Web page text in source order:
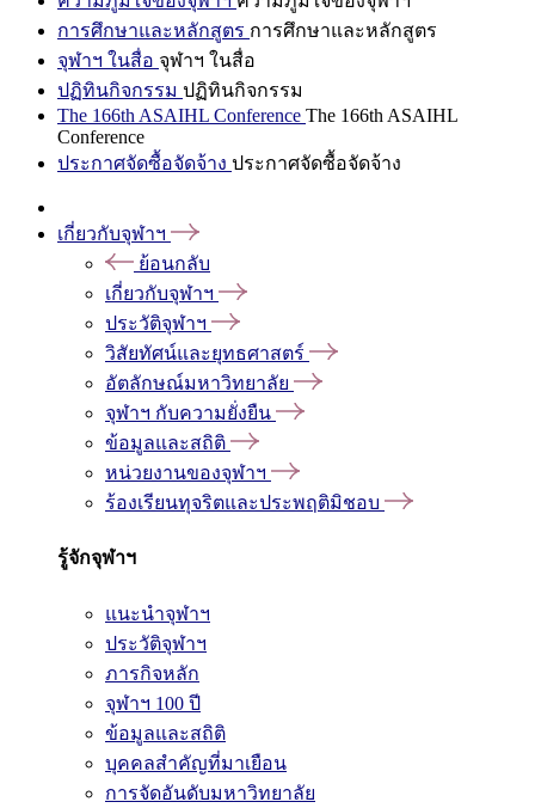
การศึกษาและหลักสูตร การศึกษาและหลักสูตร
จุฬาฯ ในสื่อ จุฬาฯ ในสื่อ
ปฏิทินกิจกรรม ปฏิทินกิจกรรม
The 166th ASAIHL Conference The 166th ASAIHL
Conference
ประกาศจัดซื้อจัดจ้าง ประกาศจัดซื้อจัดจ้าง
เกี่ยวกับจุฬาฯ
ย้อนกลับ
เกี่ยวกับจุฬาฯ
ประวัติจุฬาฯ
วิสัยทัศน์และยุทธศาสตร์
อัตลักษณ์มหาวิทยาลัย
จุฬาฯ กับความยั่งยืน
ข้อมูลและสถิติ
หน่วยงานของจุฬาฯ
ร้องเรียนทุจริตและประพฤติมิชอบ
รู้จักจุฬาฯ
แนะนำจุฬาฯ
ประวัติจุฬาฯ
ภารกิจหลัก
จุฬาฯ 100 ปี
ข้อมูลและสถิติ
บุคคลสำคัญที่มาเยือน
การจัดอันดับมหาวิทยาลัย